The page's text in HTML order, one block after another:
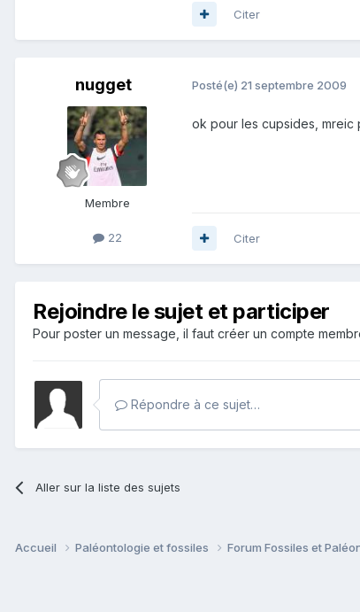
Citer
nugget
Membre
22
Posté(e) 21 septembre 2009
ok pour les cupsides, mreic
Citer
Rejoindre le sujet et participer
Pour poster un message, il faut créer un compte
Répondre à ce sujet…
Aller sur la liste des sujets
Accueil Paléontologie et fossiles Forum Fossiles et